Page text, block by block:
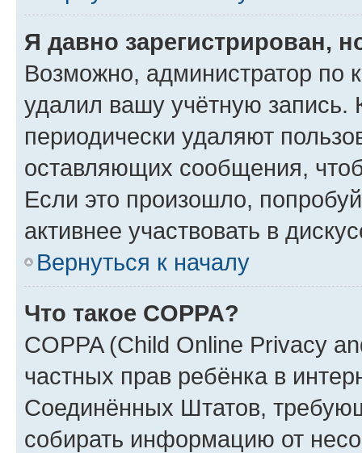
Я давно зарегистрирован,
Возможно, администратор по
удалил вашу учётную запись.
периодически удаляют
оставляющих сообщения,
Если это произошло,
активнее участвовать в
Вернуться к началу
Что такое COPPA?
COPPA (Child Online Privacy
частных прав ребёнка в
Соединённых Штатов,
собирать информацию от